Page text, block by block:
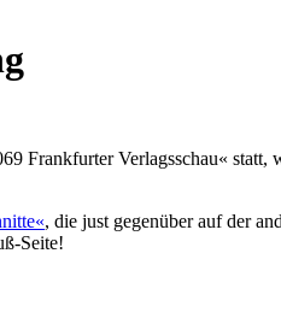
Frankfurter Verlagsschau«
, die just gegenüber auf der
Seite!